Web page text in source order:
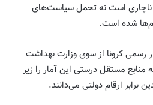
است نه تحمل سیاست‌های
شده است.
رسمی کرونا از سوی وزارت بهداشت
مستقل درستی این آمار را زیر
‌برابر ارقام دولتی می‌دانند.